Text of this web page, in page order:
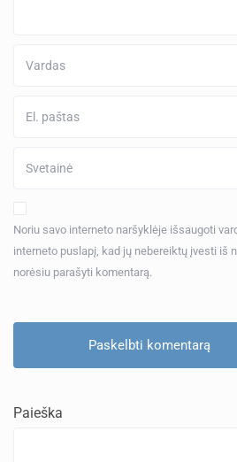
Noriu savo interneto naršyklėje išsaugoti
interneto puslapį, kad jų nebereiktų įvesti iš
norėsiu parašyti komentarą.
Paieška